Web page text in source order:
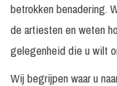
betrokken benadering.
de artiesten en weten
gelegenheid die u wilt
Wij begrijpen waar u